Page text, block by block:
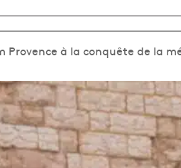
Provence à la conquête de la